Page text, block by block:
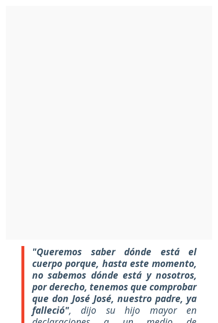
"Queremos saber dónde está el
cuerpo porque, hasta este momento,
no sabemos dónde está y nosotros,
por derecho, tenemos que comprobar
que don José José, nuestro padre, ya
falleció", dijo su hijo mayor en